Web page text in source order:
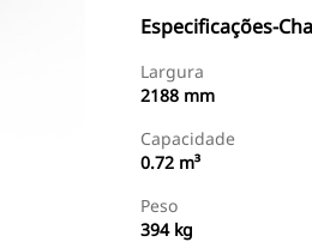
Especificações-
Largura
2188 mm
Capacidade
0.72 m³
Peso
394 kg